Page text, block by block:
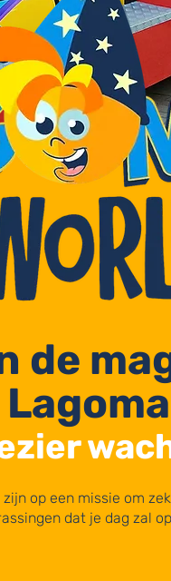
de
op een missie om
dat je dag zal